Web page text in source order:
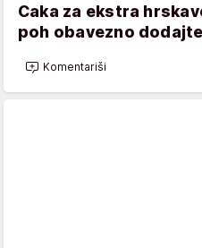
Caka za ekstra
poh obavezno
Komentariši